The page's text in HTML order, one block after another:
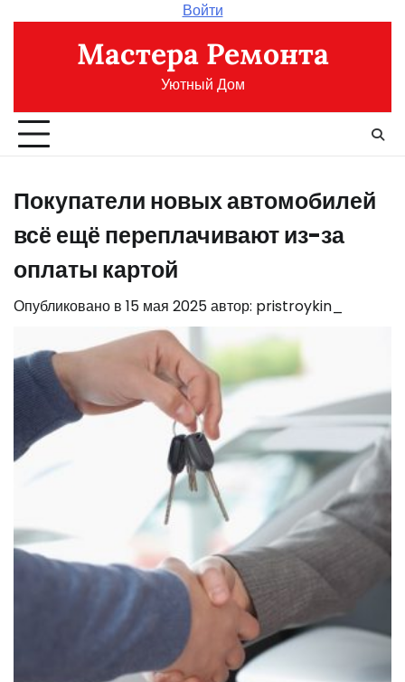
содержимому
Войти
Мастера Ремонта
Уютный Дом
Покупатели новых автомобилей
всё ещё переплачивают из-за
оплаты картой
Опубликовано в 15 мая 2025автор: pristroykin_